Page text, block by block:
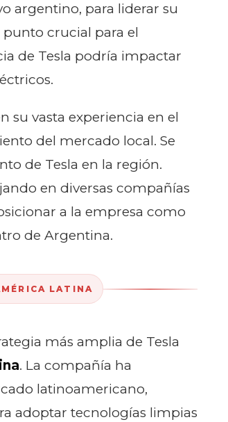
argentino, para liderar su
punto crucial para el
de Tesla podría impactar
su vasta experiencia en el
del mercado local. Se
de Tesla en la región.
en diversas compañías
a la empresa como
de Argentina.
LATINA
más amplia de Tesla
. La compañía ha
latinoamericano,
adoptar tecnologías limpias